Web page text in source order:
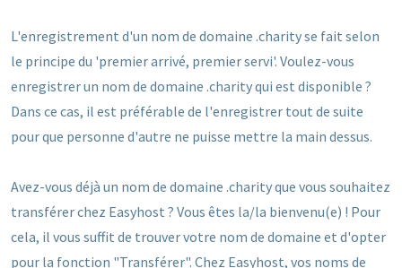
L'enregistrement d'un nom de domaine .charity se fait selon
le principe du 'premier arrivé, premier servi'. Voulez-vous
enregistrer un nom de domaine .charity qui est disponible ?
Dans ce cas, il est préférable de l'enregistrer tout de suite
pour que personne d'autre ne puisse mettre la main dessus.
Avez-vous déjà un nom de domaine .charity que vous souhaitez
transférer chez Easyhost ? Vous êtes la/la bienvenu(e) ! Pour
cela, il vous suffit de trouver votre nom de domaine et d'opter
pour la fonction "Transférer". Chez Easyhost, vos noms de